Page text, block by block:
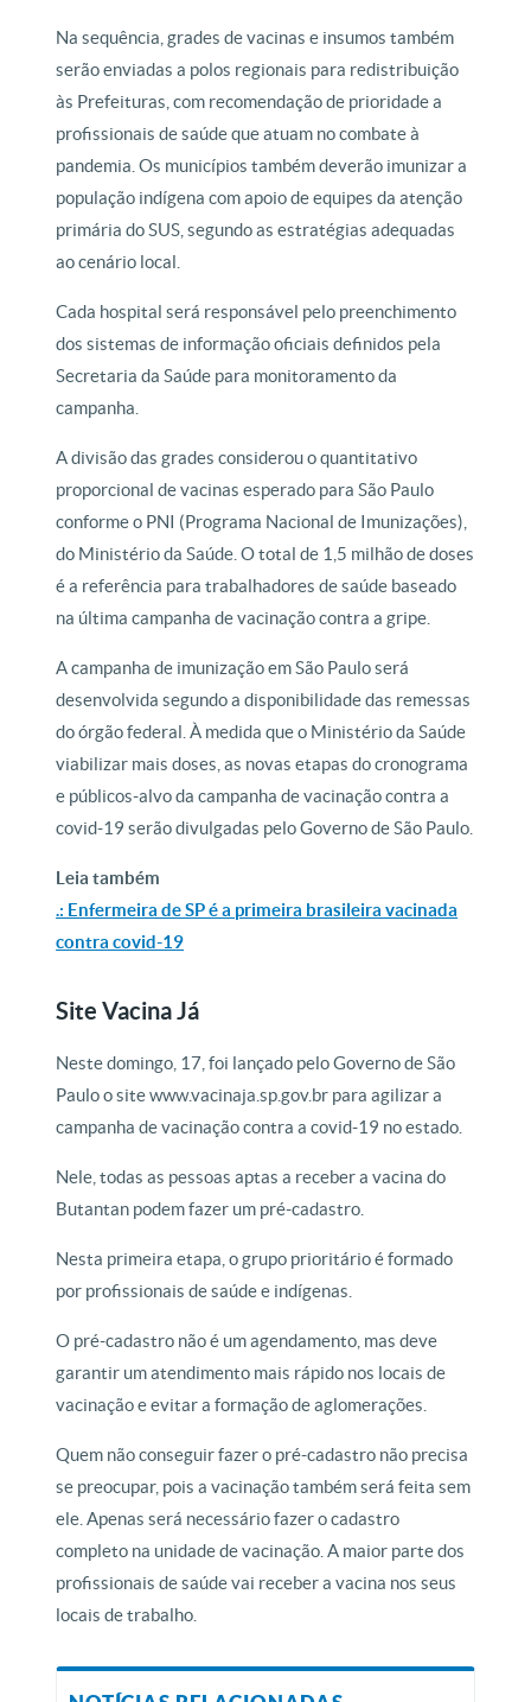
Na sequência, grades de vacinas e insumos também
serão enviadas a polos regionais para redistribuição
às Prefeituras, com recomendação de prioridade a
profissionais de saúde que atuam no combate à
pandemia. Os municípios também deverão imunizar a
população indígena com apoio de equipes da atenção
primária do SUS, segundo as estratégias adequadas
ao cenário local.
Cada hospital será responsável pelo preenchimento
dos sistemas de informação oficiais definidos pela
Secretaria da Saúde para monitoramento da
campanha.
A divisão das grades considerou o quantitativo
proporcional de vacinas esperado para São Paulo
conforme o PNI (Programa Nacional de Imunizações),
do Ministério da Saúde. O total de 1,5 milhão de doses
é a referência para trabalhadores de saúde baseado
na última campanha de vacinação contra a gripe.
A campanha de imunização em São Paulo será
desenvolvida segundo a disponibilidade das remessas
do órgão federal. À medida que o Ministério da Saúde
viabilizar mais doses, as novas etapas do cronograma
e públicos-alvo da campanha de vacinação contra a
covid-19 serão divulgadas pelo Governo de São Paulo.
Leia também
.: Enfermeira de SP é a primeira brasileira vacinada
contra covid-19
Site Vacina Já
Neste domingo, 17, foi lançado pelo Governo de São
Paulo o site www.vacinaja.sp.gov.br para agilizar a
campanha de vacinação contra a covid-19 no estado.
Nele, todas as pessoas aptas a receber a vacina do
Butantan podem fazer um pré-cadastro.
Nesta primeira etapa, o grupo prioritário é formado
por profissionais de saúde e indígenas.
O pré-cadastro não é um agendamento, mas deve
garantir um atendimento mais rápido nos locais de
vacinação e evitar a formação de aglomerações.
Quem não conseguir fazer o pré-cadastro não precisa
se preocupar, pois a vacinação também será feita sem
ele. Apenas será necessário fazer o cadastro
completo na unidade de vacinação. A maior parte dos
profissionais de saúde vai receber a vacina nos seus
locais de trabalho.